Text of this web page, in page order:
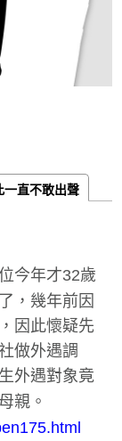
一直不敢出聲
今年才32歲
，幾年前因
因此懷疑先
做外遇調
外遇對象竟
親。